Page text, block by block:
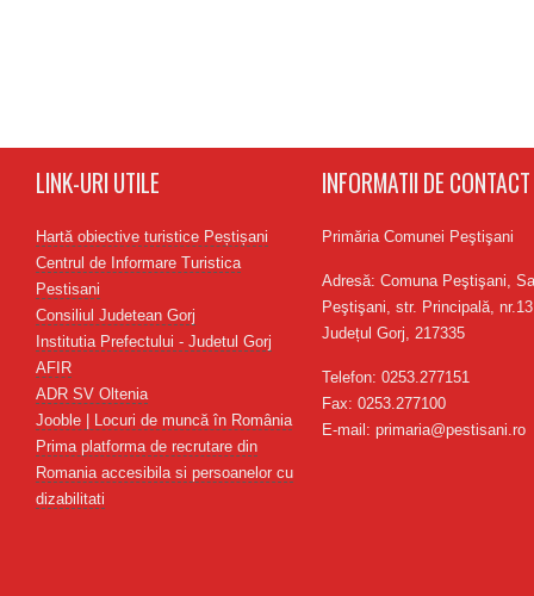
LINK-URI UTILE
Hartă obiective turistice Peștișani
Centrul de Informare Turistica
Pestisani
Consiliul Judetean Gorj
Institutia Prefectului - Judetul Gorj
AFIR
ADR SV Oltenia
Jooble | Locuri de muncă în România
Prima platforma de recrutare din
Romania accesibila si persoanelor cu
dizabilitati
INFORMATII DE CONTACT
Primăria Comunei Peştişani
Adresă: Comuna Peştişani,
Peştişani, str. Principală,
Județul Gorj, 217335
Telefon: 0253.277151
Fax: 0253.277100
E-mail: primaria@pestisani.ro